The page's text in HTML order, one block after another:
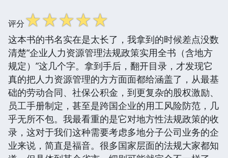
评分☆☆☆☆☆
这本书的书名实在是太长了，我拿到的时候差点没数
清楚“企业人力资源管理法规政策实用全书（含地方
规定）”这几个字。拿到手后，翻开目录，才发现它
真的把人力资源管理的方方面面都给涵盖了，从最基
础的劳动合同、社保公积金，到更复杂的股权激励、
员工手册制定，甚至是跨国企业的用工风险防范，几
乎无所不包。我最看重的是它对地方性法规政策的收
录，这对于我们这种需要考虑多地分子公司业务的企
业来说，简直是福音。很多国家层面的法规大家都知